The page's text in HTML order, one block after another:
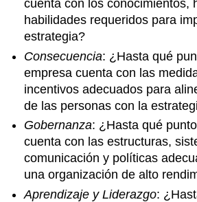
cuenta con los conocimientos,
habilidades requeridos para
estrategia?
Consecuencia: ¿Hasta qué
empresa cuenta con las
incentivos adecuados para
de las personas con la
Gobernanza: ¿Hasta qué
cuenta con las estructuras,
comunicación y políticas
una organización de alto
Aprendizaje y Liderazgo: